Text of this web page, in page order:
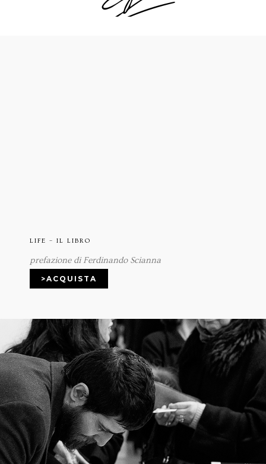
LIFE – IL LIBRO
prefazione di Ferdinando Scianna
>ACQUISTA